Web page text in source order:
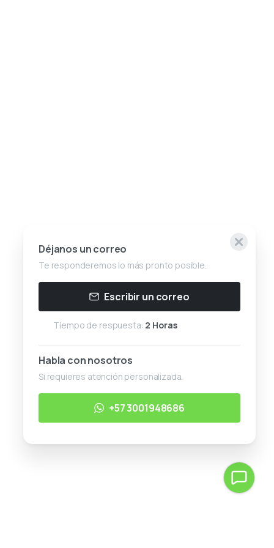
Déjanos un correo
Te responderemos lo más pronto posible.
Escribir un correo
Tiempo de respuesta: 2 Horas
Habla con nosotros
Si requieres atención personalizada.
+57 3001948686